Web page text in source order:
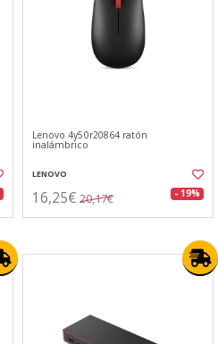
Lenovo 4y50r20864 ratón
inalámbrico
LENOVO
16,25€ 20,17€ - 19%